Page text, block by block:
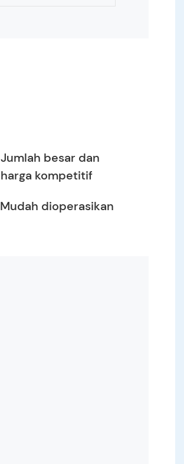
Jumlah besar dan
harga kompetitif
Mudah dioperasikan